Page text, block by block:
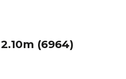
(6964)